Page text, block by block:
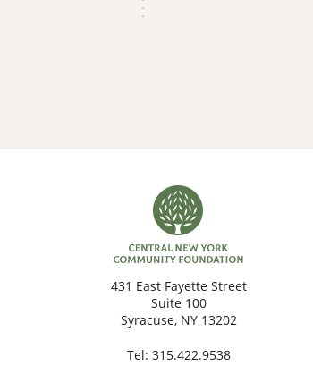
431 East Fayette Street
Suite 100
Syracuse, NY 13202
Tel: 315.422.9538